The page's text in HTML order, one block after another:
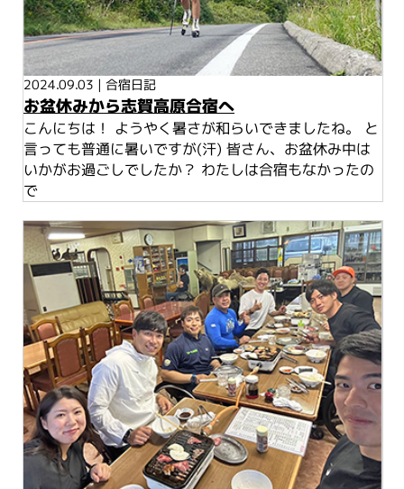
2024.09.03 | 合宿日記
お盆休みから志賀高原合宿へ
こんにちは！ ようやく暑さが和らいできましたね。 と
言っても普通に暑いですが(汗) 皆さん、お盆休み中は
いかがお過ごしでしたか？ わたしは合宿もなかったの
で